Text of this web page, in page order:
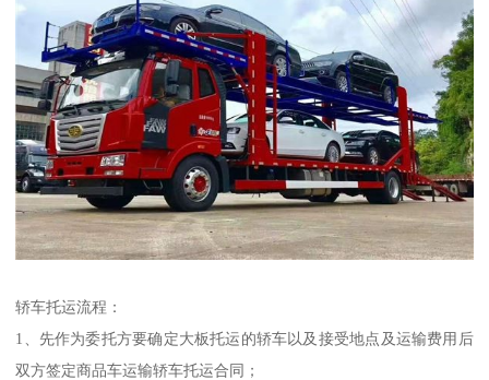
轿车托运流程：
1、先作为委托方要确定大板托运的轿车以及接受地点及运输费用后
双方签定商品车运输轿车托运合同；